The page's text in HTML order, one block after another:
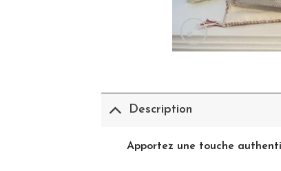
Description
Apportez une touche